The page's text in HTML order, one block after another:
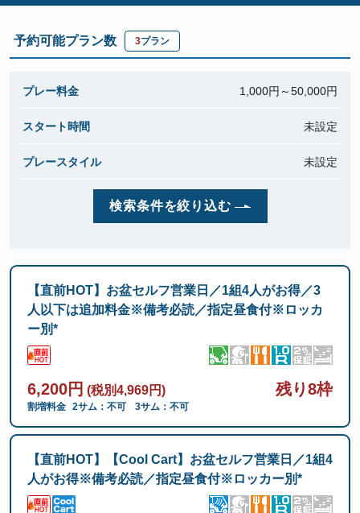
予約可能プラン数 3プラン
プレー料金 1,000円～50,000円
スタート時間 未設定
プレースタイル 未設定
検索条件を絞り込む
【直前HOT】お盆セルフ営業日／1組4人がお得／3
人以下は追加料金※備考必読／指定昼食付※ロッカ
ー別*
6,200円 (税別4,969円) 残り8枠
割増料金 2サム：不可 3サム：不可
【直前HOT】【Cool Cart】お盆セルフ営業日／1組4
人がお得※備考必読／指定昼食付※ロッカー別*